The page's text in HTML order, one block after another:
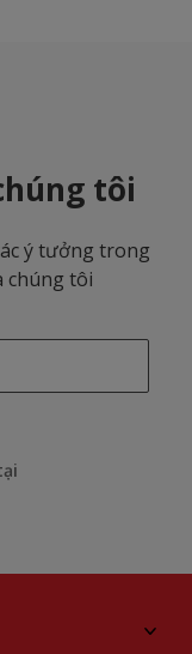
tôi
ý tưởng trong
chúng tôi